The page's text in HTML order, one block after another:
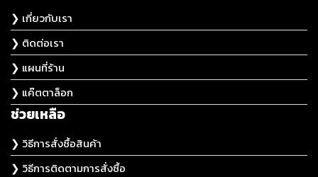
❯ เกี่ยวกับเรา
❯ ติดต่อเรา
❯ แผนที่ร้าน
❯ แค๊ตตาล็อก
ช่วยเหลือ
❯ วิธีการสั่งซื้อสินค้า
❯ วิธีการติดตามการสั่งซื้อ